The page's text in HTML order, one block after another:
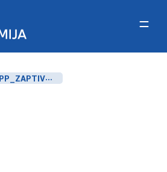
HIPP_ZAPTIVNI PRSTENOVI KOMPRESORA C-201